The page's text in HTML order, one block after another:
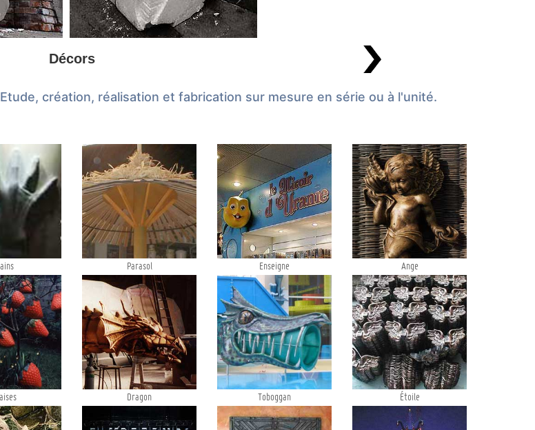
Décors
création, réalisation et fabrication sur mesure en série ou à l'unité.
Parasol Enseigne Ange
Dragon Toboggan Étoile